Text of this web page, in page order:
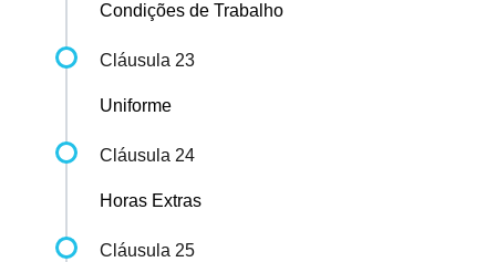
Condições de Trabalho
Cláusula 23
Uniforme
Cláusula 24
Horas Extras
Cláusula 25